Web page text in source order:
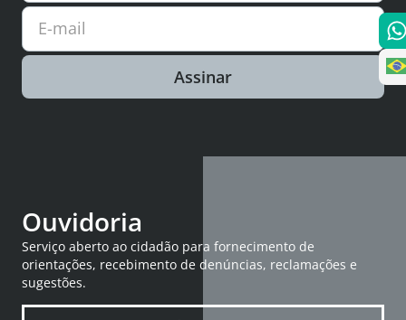
E-mail
Assinar
Ouvidoria
Serviço aberto ao cidadão para fornecimento de
orientações, recebimento de denúncias, reclamações e
sugestões.